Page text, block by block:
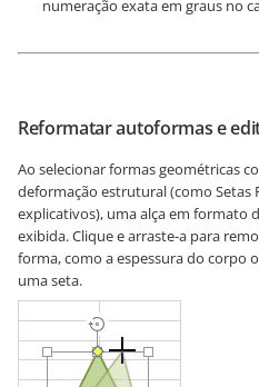
numeração exata em graus no
Reformatar autoformas e
Ao selecionar formas geométricas
deformação estrutural (como Setas
explicativos), uma alça em formato
exibida. Clique e arraste-a para
forma, como a espessura do corpo
uma seta.